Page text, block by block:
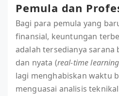
Pemula dan
Bagi para pemula yang
finansial, keuntungan
adalah tersedianya sarana
dan nyata (real-time learning
lagi menghabiskan waktu
menguasai analisis